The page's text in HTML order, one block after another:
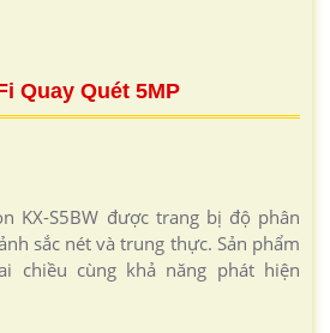
Quay Quét 5MP
KX-S5BW được trang bị độ phân
sắc nét và trung thực. Sản phẩm
chiều cùng khả năng phát hiện